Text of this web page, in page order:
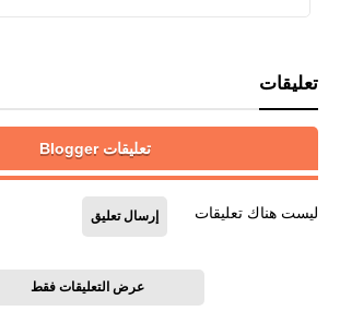
تعليقات
تعليقات Blogger
ليست هناك تعليقات إرسال تعليق
عرض التعليقات فقط